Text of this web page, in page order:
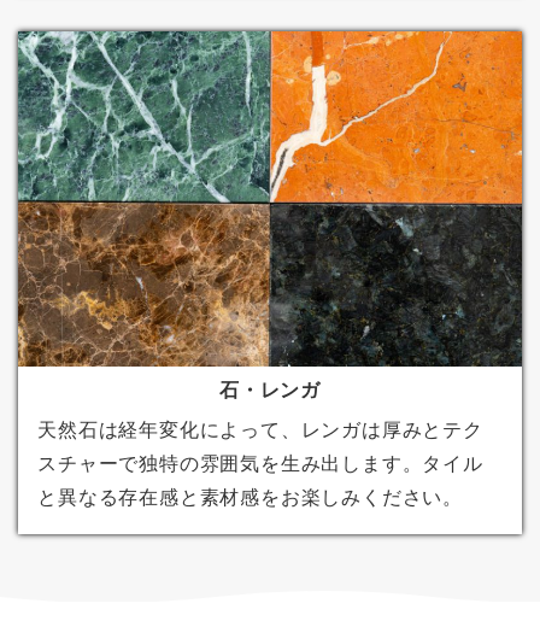
石・レンガ
天然石は経年変化によって、レンガは厚みとテク
スチャーで独特の雰囲気を生み出します。タイル
と異なる存在感と素材感をお楽しみください。